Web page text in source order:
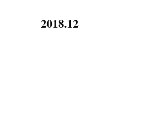
2018.12